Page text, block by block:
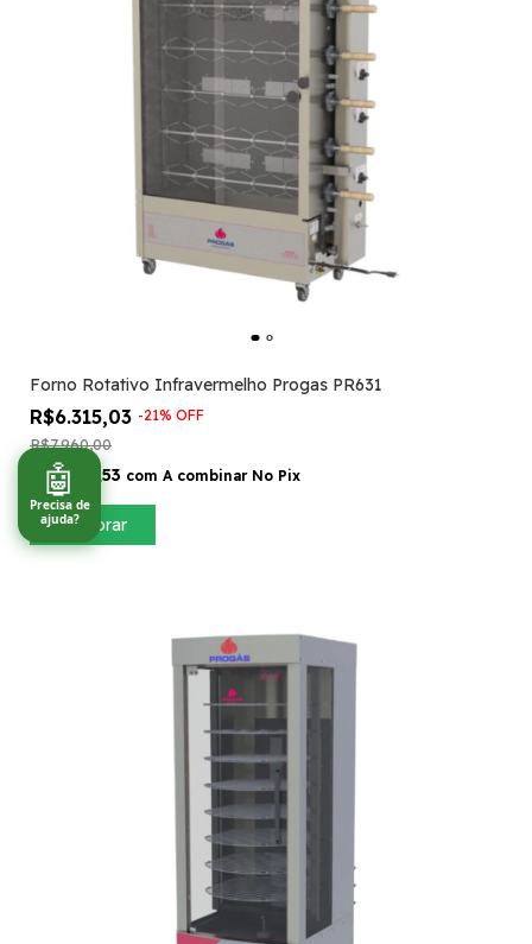
Forno Rotativo Infravermelho Progas PR631
R$6.315,03 -21% OFF
R$7.960,00
R$5.683,53 com A combinar No Pix
Comprar
🤖
Precisa de
ajuda?